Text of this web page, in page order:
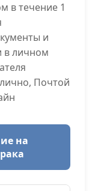
в течение 1
и
в личном
Почтой
на